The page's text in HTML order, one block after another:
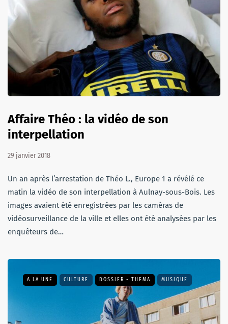
Affaire Théo : la vidéo de son
interpellation
29 janvier 2018
Un an après l’arrestation de Théo L., Europe 1 a révélé ce
matin la vidéo de son interpellation à Aulnay-sous-Bois. Les
images avaient été enregistrées par les caméras de
vidéosurveillance de la ville et elles ont été analysées par les
enquêteurs de…
A LA UNE CULTURE DOSSIER - THEMA MUSIQUE